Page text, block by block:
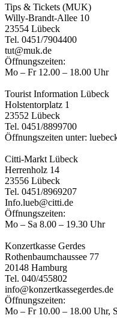
Tips & Tickets (MUK)
Willy-Brandt-Allee 10
23554 Lübeck
Tel. 0451/7904400
tut@muk.de
Öffnungszeiten:
Mo – Fr 12.00 – 18.00 Uhr
Tourist Information Lübeck
Holstentorplatz 1
23552 Lübeck
Tel. 0451/8899700
Öffnungszeiten unter:
Citti-Markt Lübeck
Herrenholz 14
23556 Lübeck
Tel. 0451/8969207
Info.lueb@citti.de
Öffnungszeiten:
Mo – Sa 8.00 – 19.30 Uhr
Konzertkasse Gerdes
Rothenbaumchaussee 77
20148 Hamburg
Tel. 040/455802
info@konzertkassegerdes.de
Öffnungszeiten:
Mo – Fr 10.00 – 18.00 Uhr,